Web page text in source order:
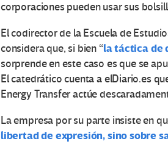
corporaciones pueden usar sus
El codirector de la Escuela de
considera que, si bien “la táctica de
sorprende en este caso es que se
El catedrático cuenta a elDiario.es
Energy Transfer actúe
La empresa por su parte insiste en
libertad de expresión, sino sobre